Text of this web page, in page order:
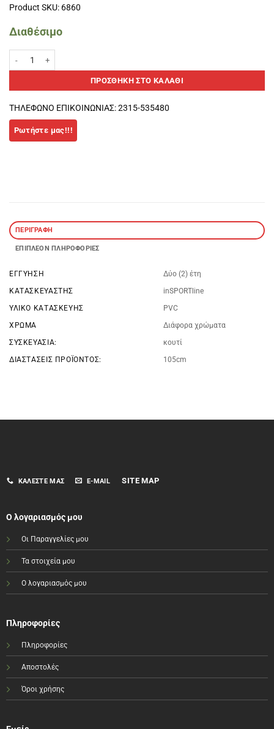
Product SKU: 6860
Διαθέσιμο
ΠΡΟΣΘΉΚΗ ΣΤΟ ΚΑΛΆΘΙ
ΤΗΛΕΦΩΝΟ ΕΠΙΚΟΙΝΩΝΙΑΣ: 2315-535480
ΠΕΡΙΓΡΑΦΉ
ΕΠΙΠΛΈΟΝ ΠΛΗΡΟΦΟΡΊΕΣ
ΕΓΓΥΗΣΗ
Δύο (2) έτη
ΚΑΤΑΣΚΕΥΑΣΤΉΣ
inSPORTline
ΥΛΙΚΌ ΚΑΤΑΣΚΕΥΉΣ
PVC
ΧΡΏΜΑ
Διάφορα χρώματα
ΣΥΣΚΕΥΑΣΊΑ:
κουτί
ΔΙΑΣΤΆΣΕΙΣ ΠΡΟΪΌΝΤΟΣ:
105cm
ΚΑΛΈΣΤΕ ΜΑΣ E-MAIL SITE MAP
Ο λογαριασμός μου
Οι Παραγγελίες μου
Τα στοιχεία μου
Ο λογαριασμός μου
Πληροφορίες
Πληροφορίες
Αποστολές
Όροι χρήσης